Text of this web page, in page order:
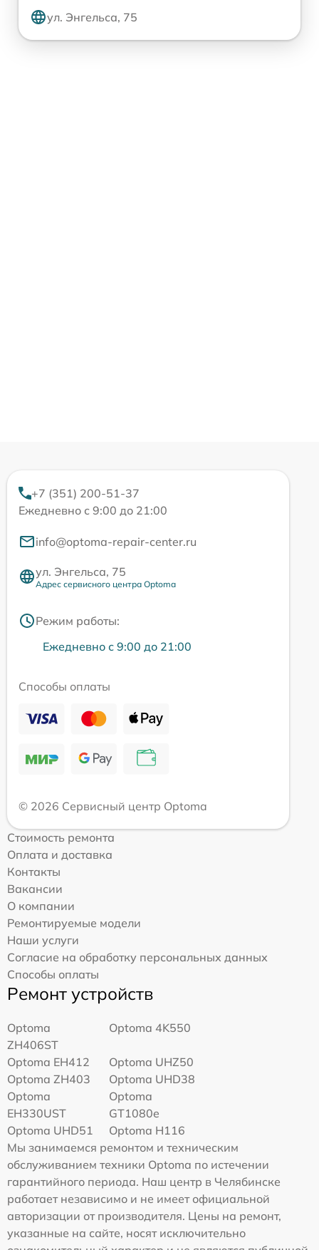
ул. Энгельса, 75
+7 (351) 200-51-37
Ежедневно с 9:00 до 21:00
info@optoma-repair-center.ru
ул. Энгельса, 75
Адрес сервисного центра Optoma
Режим работы:
Ежедневно с 9:00 до 21:00
Способы оплаты
© 2026 Сервисный центр Optoma
Стоимость ремонта
Оплата и доставка
Контакты
Вакансии
О компании
Ремонтируемые модели
Наши услуги
Согласие на обработку персональных данных
Способы оплаты
Ремонт устройств
Optoma
ZH406ST
Optoma 4K550
Optoma EH412
Optoma UHZ50
Optoma ZH403
Optoma UHD38
Optoma
EH330UST
Optoma
GT1080e
Optoma UHD51
Optoma H116
Мы занимаемся ремонтом и техническим
обслуживанием техники Optoma по истечении
гарантийного периода. Наш центр в Челябинске
работает независимо и не имеет официальной
авторизации от производителя. Цены на ремонт,
указанные на сайте, носят исключительно